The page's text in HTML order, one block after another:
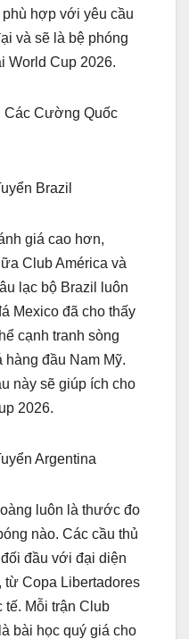
hợp với yêu cầu
và sẽ là bệ phóng
World Cup 2026.
Các Cường Quốc
Brazil
giá cao hơn,
Club América và
lạc bộ Brazil luôn
Mexico đã cho thấy
cạnh tranh sòng
đầu Nam Mỹ.
này sẽ giúp ích cho
2026.
Argentina
luôn là thước đo
nào. Các cầu thủ
đầu với đại diện
Copa Libertadores
tế. Mỗi trận Club
bài học quý giá cho